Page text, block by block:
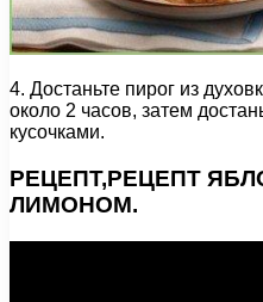
4. Достаньте пирог из
около 2 часов, затем
кусочками.
РЕЦЕПТ,РЕЦЕПТ
ЛИМОНОМ.